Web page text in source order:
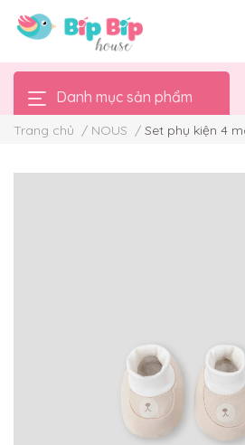
Danh mục sản phẩm
Trang chủ / NOUS / Set phụ kiện 4